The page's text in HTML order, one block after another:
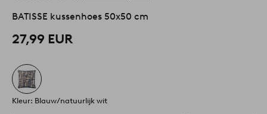
BATISSE kussenhoes 50x50 cm
27,99 EUR
Kleur: Blauw/natuurlijk wit